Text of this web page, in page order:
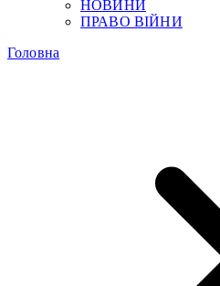
НОВИНИ
ПРАВО ВІЙНИ
Головна